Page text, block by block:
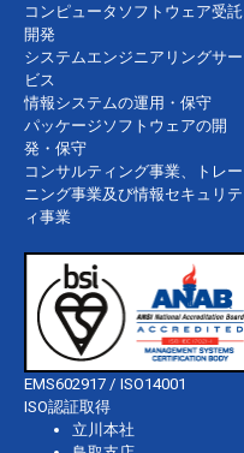
コンピュータソフトウェア受託
開発
システムエンジニアリングサー
ビス
情報システムの運用・保守
パッケージソフトウェアの開
発・保守
コンサルティング事業、トレー
ニング事業及び情報セキュリテ
ィ事業
EMS602917 / ISO14001
ISO認証取得
立川本社